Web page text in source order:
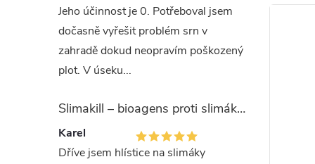
Jeho účinnost je 0. Potřeboval jsem
dočasně vyřešit problém srn v
zahradě dokud neopravím poškozený
plot. V úseku...
Slimakill – bioagens proti slimákům (12 mil.)
Karel
Dříve jsem hlístice na slimáky